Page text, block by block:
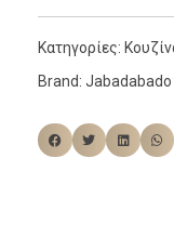
Κατηγορίες:
Brand: Jabadabado